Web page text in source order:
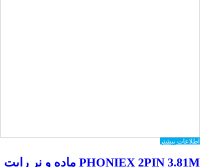
اطلاعات بیشتر
PHONIEX 2PIN 3.81M ماده و نر رایت